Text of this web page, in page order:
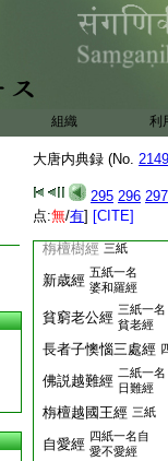
組織 利
大唐内典録 (No.
295 296 297
点:無/有] [CITE]
堅心意經
佛大僧大經 六紙
祇耶經 二紙
護淨經
木 17 患子經
時非時經
名時經
得道梯 19 蹬經
栴檀樹經 三紙
新歳經 五紙一名
婆和羅經
貧窮老公經 三紙一名
貧老經
長者子懊惱三處經
佛説越難經 二紙一名
日難經
栴檀越國王經 三紙
自愛經 四紙一名自
愛不愛經